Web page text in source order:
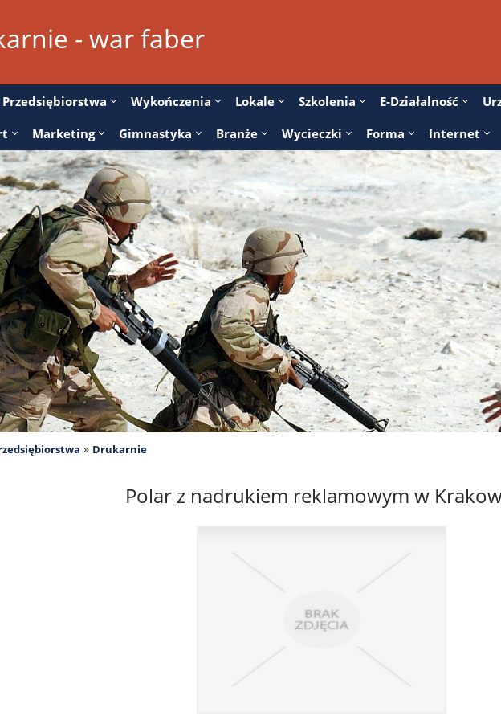
- war faber
Przedsiębiorstwa Wykończenia Lokale Szkolenia E-Działalność
Marketing Gimnastyka Branże Wycieczki Forma Internet
» Drukarnie
Polar z nadrukiem reklamowym w